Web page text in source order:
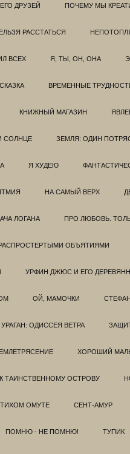
ДРУЗЕЙ ПОЧЕМУ МЫ
РАССТАТЬСЯ
ВСЕХ Я, ТЫ, ОН, ОНА
ВРЕМЕННЫЕ
КНИЖНЫЙ МАГАЗИН
СОЛНЦЕ ЗЕМЛЯ: ОДИН
Я ХУДЕЮ
НА САМЫЙ ВЕРХ
ЛОГАНА ПРО ЛЮБОВЬ.
ОБЪЯТИЯМИ
УРФИН ДЖЮС И ЕГО
ОЙ, МАМОЧКИ
УРАГАН: ОДИССЕЯ ВЕТРА
ХОРОШИЙ
ТАИНСТВЕННОМУ ОСТРОВУ
ТИХОМ ОМУТЕ СЕНТ-АМУР
ПОМНЮ - НЕ ПОМНЮ! ТУПИК